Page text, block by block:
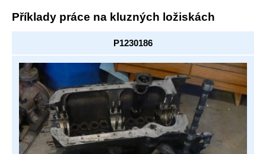
Příklady práce na kluzných ložiskách
P1230186